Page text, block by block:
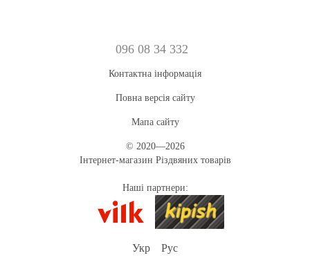
096 08 34 332
Контактна інформація
Повна версія сайту
Мапа сайту
© 2020—2026
Інтернет-магазин Різдвяних товарів
Наші партнери:
Укр Рус